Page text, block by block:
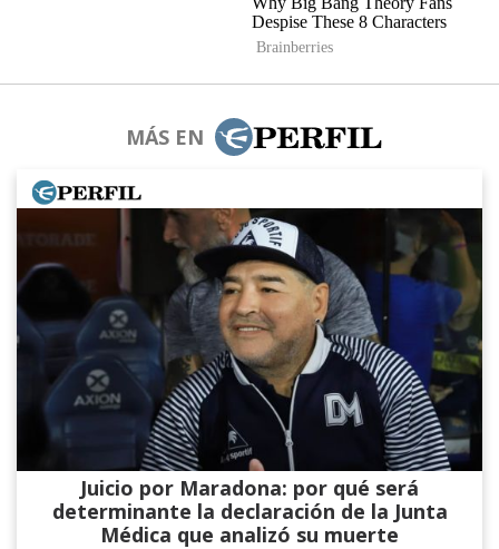
MÁS EN
Juicio por Maradona: por qué será
determinante la declaración de la Junta
Médica que analizó su muerte